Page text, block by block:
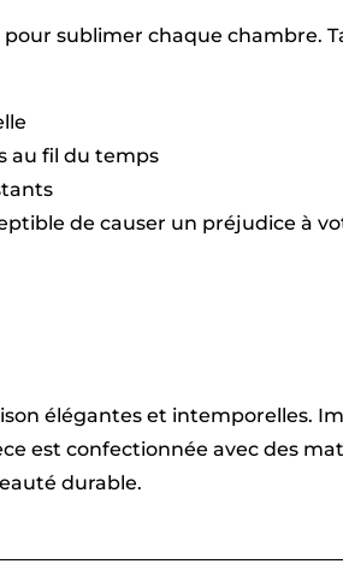
x
cm)
sublimer chaque chambre.
au fil du temps
de causer un préjudice à
élégantes et intemporelles.
est confectionnée avec des
durable.